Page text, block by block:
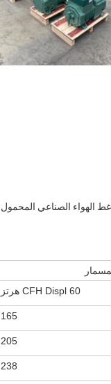
الهواء الصناعي المحمول
CFH Displ 60 هرتز
165
205
238